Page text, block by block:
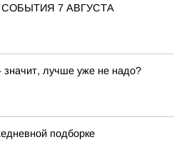
7 АВГУСТА
лучше уже не надо?
подборке